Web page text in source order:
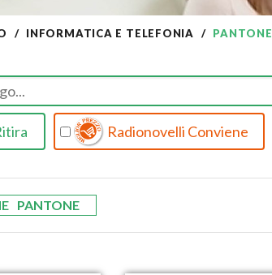
INFORMATICA E TELEFONIA PANTONE
Radionovelli Conviene
PANTONE